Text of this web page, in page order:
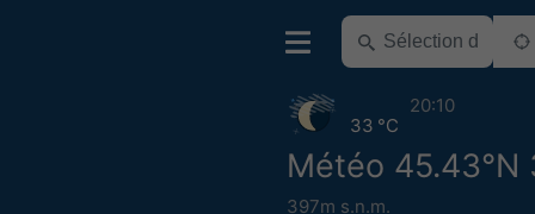
Météo 45.43°N
397m s.n.m.
33 °C
20:10